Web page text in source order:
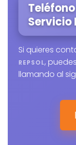
Servicio
Si quieres
REPSOL,
llamando al